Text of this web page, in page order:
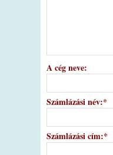
A cég neve:
Számlázási név:*
Számlázási cím:*